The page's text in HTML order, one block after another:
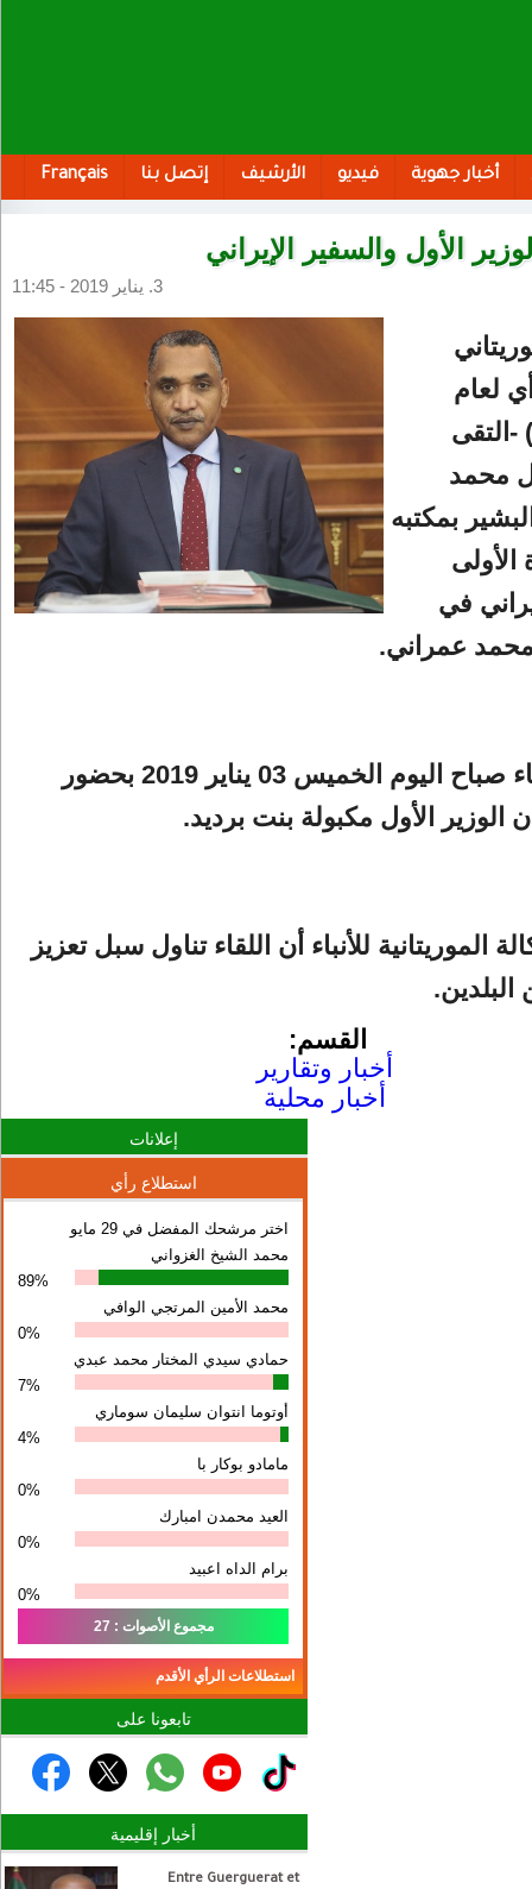
أخبار جهوية فيديو الأرشيف إتصل بنا Français
الأول والسفير الإيراني
3. يناير 2019 - 11:45
لعام
التقى
محمد
بمكتبه
الأولى
في
عمراني.
وجرى اللقاء صباح اليوم الخميس 03 يناير 2019 بحضور
الوزير الأول مكبولة بنت برديد.
الموريتانية للأنباء أن اللقاء تناول سبل تعزيز
البلدين.
القسم:
أخبار وتقارير
أخبار محلية
إعلانات
استطلاع رأي
اختر مرشحك المفضل في 29 مايو
محمد الشيخ الغزواني
89%
محمد الأمين المرتجي الوافي
0%
حمادي سيدي المختار محمد عبدي
7%
أوتوما انتوان سلیمان سوماري
4%
مامادو بوكار با
0%
العيد محمدن امبارك
0%
برام الداه اعبيد
0%
مجموع الأصوات : 27
استطلاعات الرأي الأقدم
تابعونا على
أخبار إقليمية
Entre Guerguerat et